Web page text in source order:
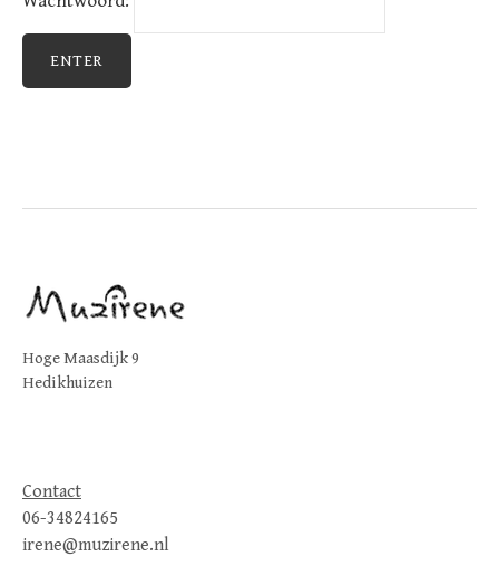
Hoge Maasdijk 9
Hedikhuizen
Contact
06-34824165
irene@muzirene.nl